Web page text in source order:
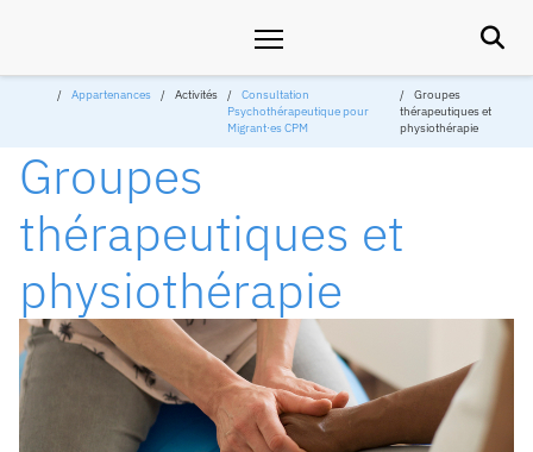

Appartenances Activités
Consultation
Psychothérapeutique pour
Migrant∙es CPM
Groupes
thérapeutiques et
physiothérapie
Groupes
thérapeutiques et
physiothérapie